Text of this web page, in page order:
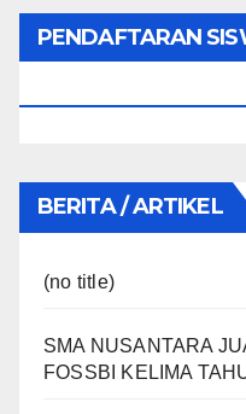
PENDAFTARAN
BERITA / ARTIKEL
(no title)
SMA NUSANTARA
FOSSBI KELIMA